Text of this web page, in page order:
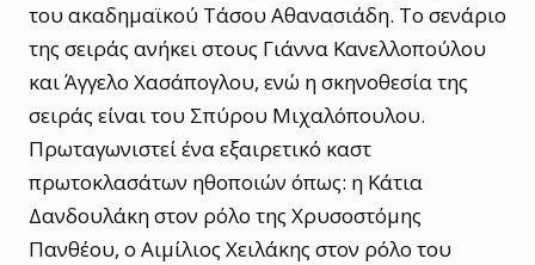
του ακαδημαϊκού Τάσου Αθανασιάδη. Το σενάριο
της σειράς ανήκει στους Γιάννα Κανελλοπούλου
και Άγγελο Χασάπογλου, ενώ η σκηνοθεσία της
σειράς είναι του Σπύρου Μιχαλόπουλου.
Πρωταγωνιστεί ένα εξαιρετικό καστ
πρωτοκλασάτων ηθοποιών όπως: η Κάτια
Δανδουλάκη στον ρόλο της Χρυσοστόμης
Πανθέου, ο Αιμίλιος Χειλάκης στον ρόλο του